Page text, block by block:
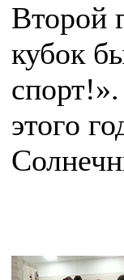
Второй
кубок
этого